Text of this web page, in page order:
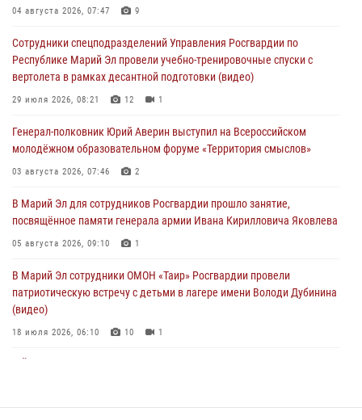
Команда «Росгвардия» принимает участие в военно-спортивном
07 августа 2026, 05:43 10
Представитель вневедомственной охраны Управления Росгвардии
по Республике Марий Эл принял участие в учебно-методическом
06 августа 2026, 09:37 10
В Марий Эл сотрудники ЛРР Росгвардии за прошедший месяц
06 августа 2026, 08:00
В Марий Эл сотрудники вневедомственной охраны Росгвардии за
05 августа 2026, 09:44
04 августа 2026, 07:47 9
Сотрудники спецподразделений Управления Росгвардии по
Республике Марий Эл провели учебно-тренировочные спуски с
вертолета в рамках десантной подготовки (видео)
29 июля 2026, 08:21 12 1
Генерал-полковник Юрий Аверин выступил на Всероссийском
молодёжном образовательном форуме «Территория смыслов»
03 августа 2026, 07:46 2
В Марий Эл для сотрудников Росгвардии прошло занятие,
посвящённое памяти генерала армии Ивана Кирилловича Яковлева
05 августа 2026, 09:10 1
В Марий Эл сотрудники ОМОН «Таир» Росгвардии провели
патриотическую встречу с детьми в лагере имени Володи Дубинина
(видео)
18 июля 2026, 06:10 10 1